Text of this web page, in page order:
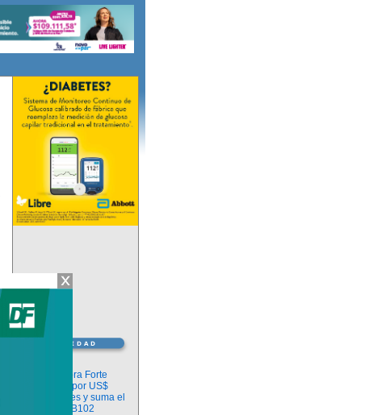
argenx compra Forte
Biosciences por US$
2.200 millones y suma el
anticuerpo FB102